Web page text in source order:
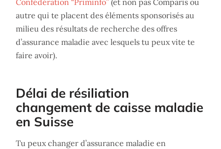
Confédération “Priminfo” (et non pas Comparis ou
autre qui te placent des éléments sponsorisés au
milieu des résultats de recherche des offres
d’assurance maladie avec lesquels tu peux vite te
faire avoir).
Délai de résiliation
changement de caisse maladie
en Suisse
Tu peux changer d’assurance maladie en